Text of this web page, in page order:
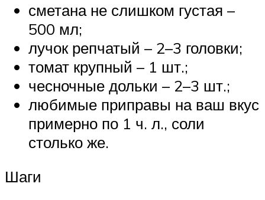
сметана не слишком густая –
500 мл;
лучок репчатый – 2–3 головки;
томат крупный – 1 шт.;
чесночные дольки – 2–3 шт.;
любимые приправы на ваш вкус
примерно по 1 ч. л., соли
столько же.
Шаги